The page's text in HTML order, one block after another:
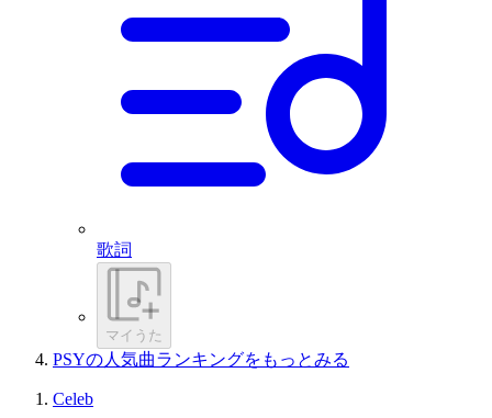
歌詞
マイうた
PSYの人気曲ランキングをもっとみる
Celeb